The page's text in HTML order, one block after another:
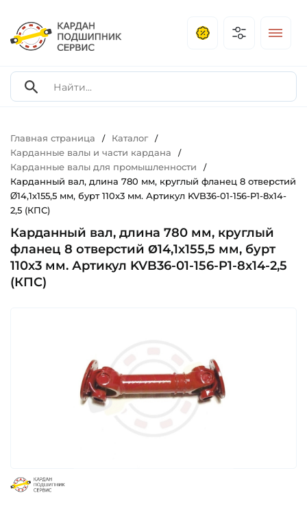
Главная страница / Каталог /
Карданные валы и части кардана /
Карданные валы для промышленности /
Карданный вал, длина 780 мм, круглый фланец 8 отверстий
Ø14,1х155,5 мм, бурт 110x3 мм. Артикул KVB36-01-156-P1-8x14-
2,5 (КПС)
Карданный вал, длина 780 мм, круглый
фланец 8 отверстий Ø14,1х155,5 мм, бурт
110x3 мм. Артикул KVB36-01-156-P1-8x14-2,5
(КПС)